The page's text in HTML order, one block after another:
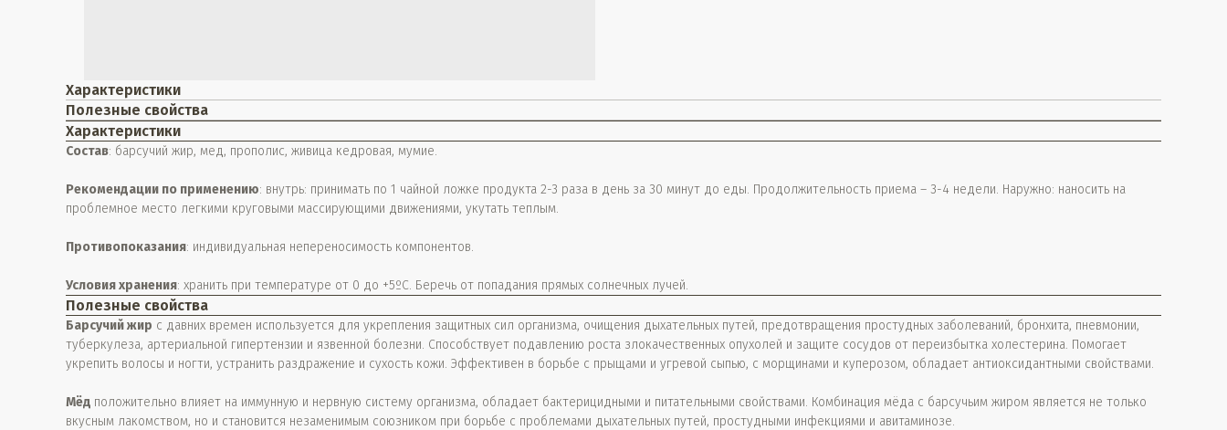
Характеристики
Полезные свойства
Характеристики
Состав: барсучий жир, мед, прополис, живица кедровая, мумие.
Рекомендации по применению: внутрь: принимать по 1 чайной ложке продукта 2-3 раза в день за 30 минут до еды. Продолжительность приема – 3-4 недели. Наружно: наносить на
проблемное место легкими круговыми массирующими движениями, укутать теплым.
Противопоказания: индивидуальная непереносимость компонентов.
Условия хранения: хранить при температуре от 0 до +5ºC. Беречь от попадания прямых солнечных лучей.
Полезные свойства
Барсучий жир с давних времен используется для укрепления защитных сил организма, очищения дыхательных путей, предотвращения простудных заболеваний, бронхита, пневмонии,
туберкулеза, артериальной гипертензии и язвенной болезни. Способствует подавлению роста злокачественных опухолей и защите сосудов от переизбытка холестерина. Помогает
укрепить волосы и ногти, устранить раздражение и сухость кожи. Эффективен в борьбе с прыщами и угревой сыпью, с морщинами и куперозом, обладает антиоксидантными свойствами.
Мёд положительно влияет на иммунную и нервную систему организма, обладает бактерицидными и питательными свойствами. Комбинация мёда с барсучьим жиром является не только
вкусным лакомством, но и становится незаменимым союзником при борьбе с проблемами дыхательных путей, простудными инфекциями и авитаминозе.